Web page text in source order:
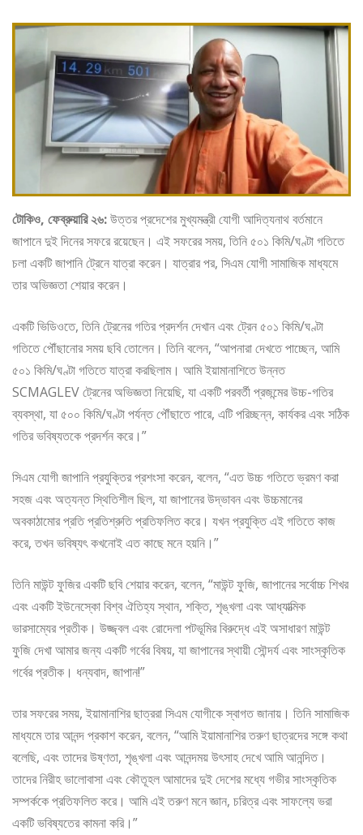
টোকিও, ফেব্রুয়ারি ২৬:উত্তর প্রদেশের মুখ্যমন্ত্রী যোগী আদিত্যনাথ বর্তমানে
জাপানে দুই দিনের সফরে রয়েছেন। এই সফরের সময়, তিনি ৫০১ কিমি/ঘণ্টা গতিতে
চলা একটি জাপানি ট্রেনে যাত্রা করেন। যাত্রার পর, সিএম যোগী সামাজিক মাধ্যমে
তার অভিজ্ঞতা শেয়ার করেন।
একটি ভিডিওতে, তিনি ট্রেনের গতির প্রদর্শন দেখান এবং ট্রেন ৫০১ কিমি/ঘণ্টা
গতিতে পৌঁছানোর সময় ছবি তোলেন। তিনি বলেন, “আপনারা দেখতে পাচ্ছেন, আমি
৫০১ কিমি/ঘণ্টা গতিতে যাত্রা করছিলাম। আমি ইয়ামানাশিতে উন্নত
SCMAGLEV ট্রেনের অভিজ্ঞতা নিয়েছি, যা একটি পরবর্তী প্রজন্মের উচ্চ-গতির
ব্যবস্থা, যা ৫০০ কিমি/ঘণ্টা পর্যন্ত পৌঁছাতে পারে, এটি পরিচ্ছন্ন, কার্যকর এবং সঠিক
গতির ভবিষ্যতকে প্রদর্শন করে।”
সিএম যোগী জাপানি প্রযুক্তির প্রশংসা করেন, বলেন, “এত উচ্চ গতিতে ভ্রমণ করা
সহজ এবং অত্যন্ত স্থিতিশীল ছিল, যা জাপানের উদ্ভাবন এবং উচ্চমানের
অবকাঠামোর প্রতি প্রতিশ্রুতি প্রতিফলিত করে। যখন প্রযুক্তি এই গতিতে কাজ
করে, তখন ভবিষ্যৎ কখনোই এত কাছে মনে হয়নি।”
তিনি মাউন্ট ফুজির একটি ছবি শেয়ার করেন, বলেন, “মাউন্ট ফুজি, জাপানের সর্বোচ্চ শিখর
এবং একটি ইউনেস্কো বিশ্ব ঐতিহ্য স্থান, শক্তি, শৃঙ্খলা এবং আধ্যাত্মিক
ভারসাম্যের প্রতীক। উজ্জ্বল এবং রোদেলা পটভূমির বিরুদ্ধে এই অসাধারণ মাউন্ট
ফুজি দেখা আমার জন্য একটি গর্বের বিষয়, যা জাপানের স্থায়ী সৌন্দর্য এবং সাংস্কৃতিক
গর্বের প্রতীক। ধন্যবাদ, জাপান!”
তার সফরের সময়, ইয়ামানাশির ছাত্ররা সিএম যোগীকে স্বাগত জানায়। তিনি সামাজিক
মাধ্যমে তার আনন্দ প্রকাশ করেন, বলেন, “আমি ইয়ামানাশির তরুণ ছাত্রদের সঙ্গে কথা
বলেছি, এবং তাদের উষ্ণতা, শৃঙ্খলা এবং আনন্দময় উৎসাহ দেখে আমি আনন্দিত।
তাদের নিরীহ ভালোবাসা এবং কৌতূহল আমাদের দুই দেশের মধ্যে গভীর সাংস্কৃতিক
সম্পর্ককে প্রতিফলিত করে। আমি এই তরুণ মনে জ্ঞান, চরিত্র এবং সাফল্যে ভরা
একটি ভবিষ্যতের কামনা করি।”